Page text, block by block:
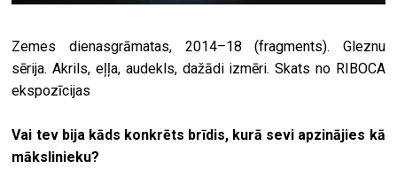
Zemes dienasgrāmatas, 2014–18 (fragments). Gleznu
sērija. Akrils, eļļa, audekls, dažādi izmēri. Skats no RIBOCA
ekspozīcijas
Vai tev bija kāds konkrēts brīdis, kurā sevi apzinājies kā
mākslinieku?